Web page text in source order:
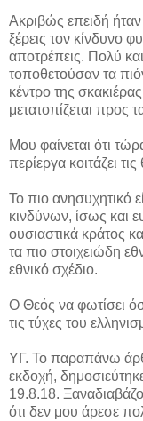
Ακριβώς επειδή ήταν
ξέρεις τον κίνδυνο
αποτρέπεις. Πολύ
τοποθετούσαν τα
κέντρο της
μετατοπίζεται προς
Μου φαίνεται ότι
περίεργα κοιτάζει
Το πιο ανησυχητικό
κινδύνων, ίσως και
ουσιαστικά κράτος
τα πιο στοιχειώδη
εθνικό σχέδιο.
Ο Θεός να φωτίσει
τις τύχες του
ΥΓ. Το παραπάνω
εκδοχή,
19.8.18.
ότι δεν μου άρεσε